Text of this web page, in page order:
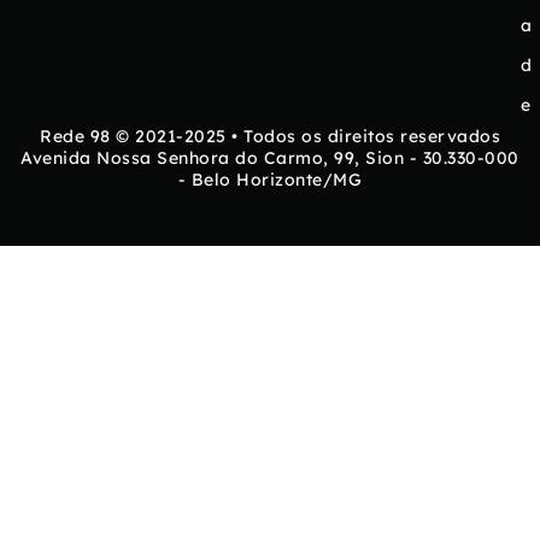
a
d
e
Rede 98 © 2021-2025 • Todos os direitos reservados
Avenida Nossa Senhora do Carmo, 99, Sion - 30.330-000
- Belo Horizonte/MG